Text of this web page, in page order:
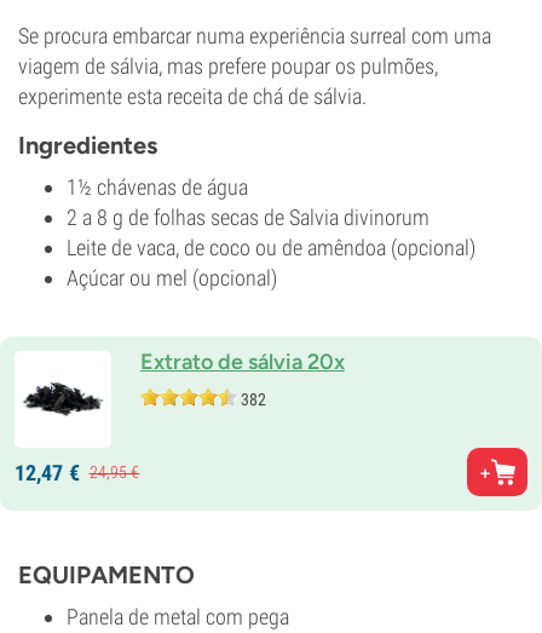
Se procura embarcar numa experiência surreal com uma
viagem de sálvia, mas prefere poupar os pulmões,
experimente esta receita de chá de sálvia.
Ingredientes
1½ chávenas de água
2 a 8 g de folhas secas de Salvia divinorum
Leite de vaca, de coco ou de amêndoa (opcional)
Açúcar ou mel (opcional)
Extrato de sálvia 20x
382
12,47 € 24,95€
EQUIPAMENTO
Panela de metal com pega